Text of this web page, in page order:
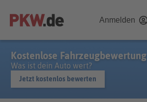
Anmelden
Kostenlose Fahrzeugbewertung
Was ist dein Auto wert?
Jetzt kostenlos bewerten